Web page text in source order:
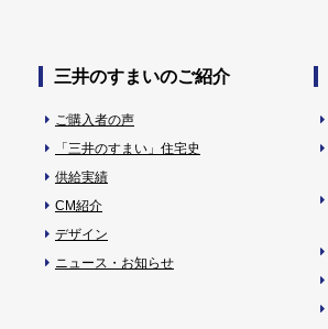
三井のすまいのご紹介
ご購入者の声
「三井のすまい」住宅史
供給実績
CM紹介
デザイン
ニュース・お知らせ